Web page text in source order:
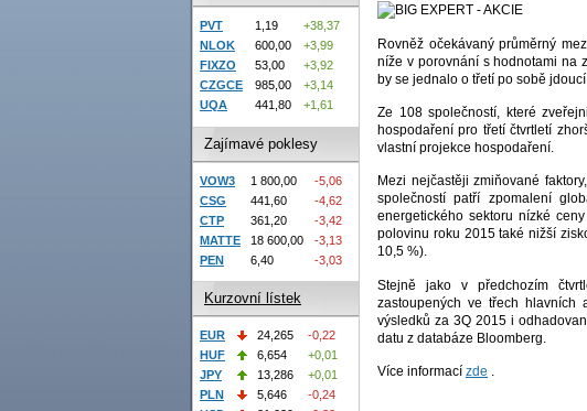
Rovněž očekávaný průměrný
níže v porovnání s hodnotami na
by se jednalo o třetí po sobě
Ze 108 společností, které
hospodaření pro třetí čtvrtletí
vlastní projekce hospodaření.
Mezi nejčastěji zmiňované
společností patří zpomalení
energetického sektoru nízké
polovinu roku 2015 také nižší
10,5 %).
Stejně jako v předchozím
zastoupených ve třech hlavních
výsledků za 3Q 2015 i
datu z databáze Bloomberg.
Více informací zde .
PVT 1,19
+38,37
NLOK
600,00
+3,99
FIXZO
53,00
+3,92
CZGCE
985,00
+3,14
UQA
441,80 +1,61
Zajímavé poklesy
VOW3 1 800,00
-5,06
CSG
441,60
-4,62
CTP
361,20
-3,42
MATTE
18 600,00
-3,13
PEN
6,40 -3,03
Kurzovní lístek
EUR 24,265
-0,22
HUF
6,654
+0,01
JPY
13,286
+0,01
PLN
5,646
-0,24